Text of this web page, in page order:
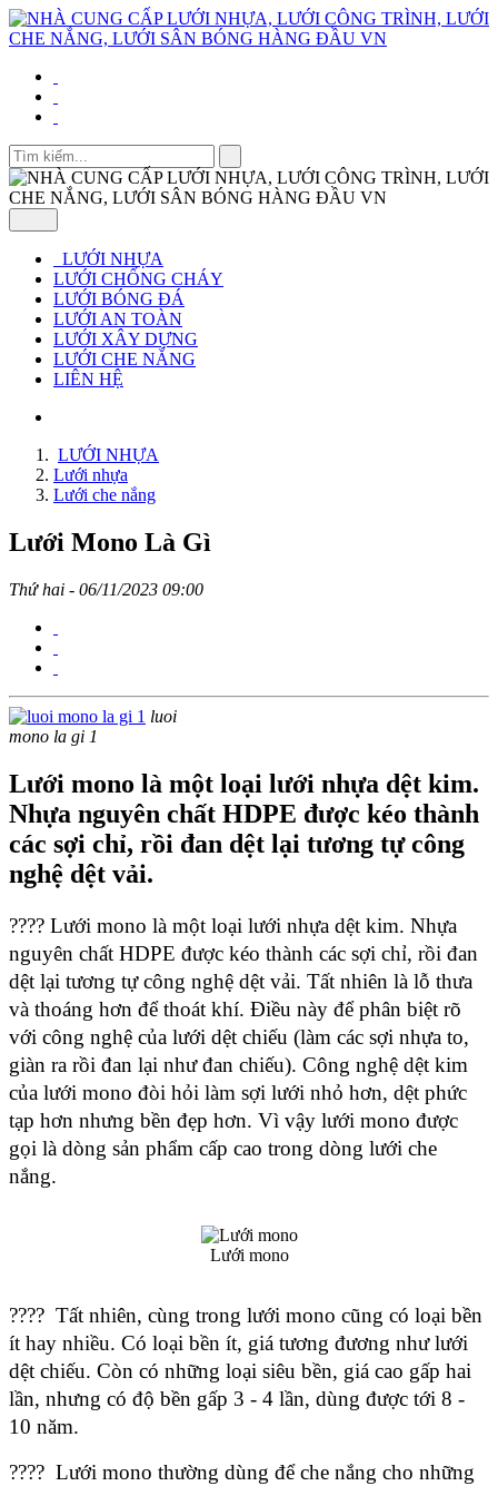
LƯỚI NHỰA
LƯỚI CHỐNG CHÁY
LƯỚI BÓNG ĐÁ
LƯỚI AN TOÀN
LƯỚI XÂY DỰNG
LƯỚI CHE NẮNG
LIÊN HỆ
LƯỚI NHỰA
Lưới nhựa
Lưới che nắng
Lưới Mono Là Gì
Thứ hai - 06/11/2023 09:00
luoi
mono la gi 1
Lưới mono là một loại lưới nhựa dệt kim.
Nhựa nguyên chất HDPE được kéo thành
các sợi chỉ, rồi đan dệt lại tương tự công
nghệ dệt vải.
???? Lưới mono là một loại lưới nhựa dệt kim. Nhựa
nguyên chất HDPE được kéo thành các sợi chỉ, rồi đan
dệt lại tương tự công nghệ dệt vải. Tất nhiên là lỗ thưa
và thoáng hơn để thoát khí. Điều này để phân biệt rõ
với công nghệ của lưới dệt chiếu (làm các sợi nhựa to,
giàn ra rồi đan lại như đan chiếu). Công nghệ dệt kim
của lưới mono đòi hỏi làm sợi lưới nhỏ hơn, dệt phức
tạp hơn nhưng bền đẹp hơn. Vì vậy lưới mono được
gọi là dòng sản phẩm cấp cao trong dòng lưới che
nắng.
Lưới mono
????  Tất nhiên, cùng trong lưới mono cũng có loại bền
ít hay nhiều. Có loại bền ít, giá tương đương như lưới
dệt chiếu. Còn có những loại siêu bền, giá cao gấp hai
lần, nhưng có độ bền gấp 3 - 4 lần, dùng được tới 8 -
10 năm.
????  Lưới mono thường dùng để che nắng cho những